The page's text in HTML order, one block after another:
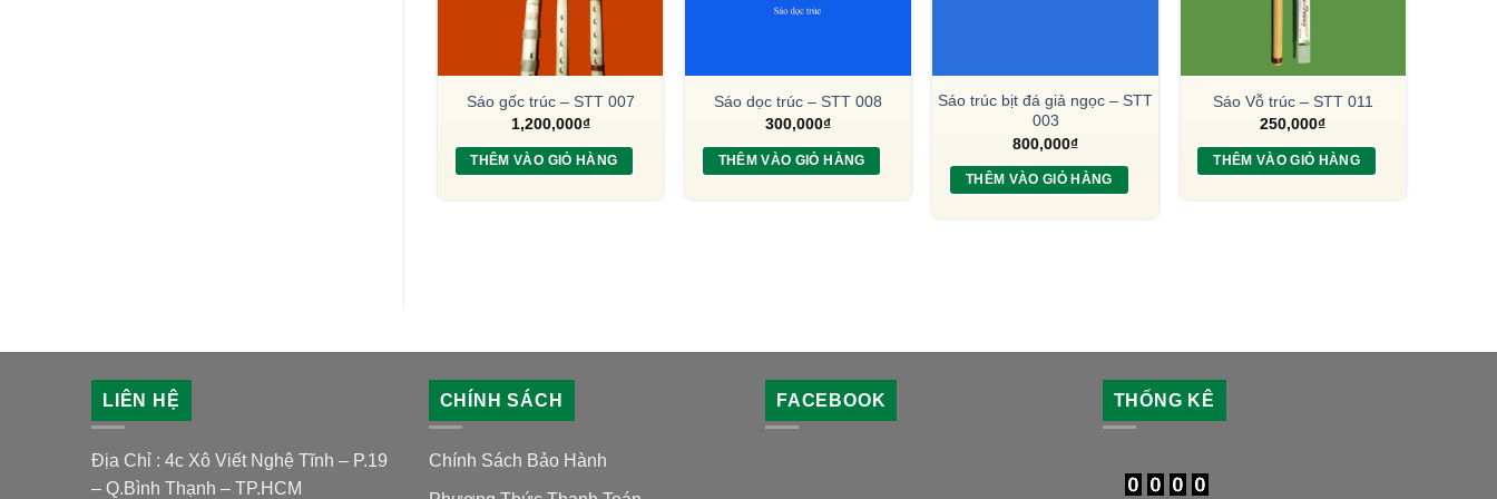
Sáo gốc trúc – STT 007
1,200,000₫
THÊM VÀO GIỎ HÀNG
Sáo dọc trúc – STT 008
300,000₫
THÊM VÀO GIỎ HÀNG
Sáo trúc bịt đá giả ngọc – STT
003
800,000₫
THÊM VÀO GIỎ HÀNG
Sáo Vỗ trúc – STT 011
250,000₫
THÊM VÀO GIỎ HÀNG
LIÊN HỆ
Địa Chỉ : 4c Xô Viết Nghệ Tĩnh – P.19
– Q.Bình Thạnh – TP.HCM
CHÍNH SÁCH
Chính Sách Bảo Hành
FACEBOOK THỐNG KÊ